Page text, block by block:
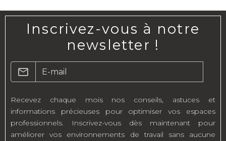
Inscrivez-vous à notre
newsletter !
Recevez chaque mois nos conseils, astuces et
informations précieuses pour optimiser vos espaces
professionnels. Inscrivez-vous dès maintenant pour
améliorer vos environnements de travail sans aucune